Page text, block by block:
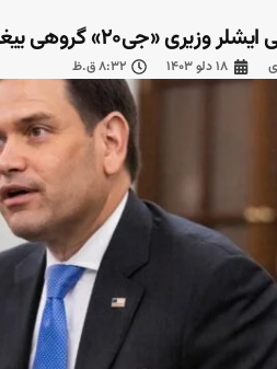
«جی‌۲۰» گروهی ییغین‌نی تحریم قیلدی
۱۸ دلو ۱۴۰۳ ۸:۳۲ ق.ظ